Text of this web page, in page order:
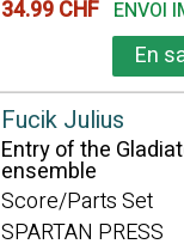
34.99 CHF ENVOI
En
Fucik Julius
Entry of the
ensemble
Score/Parts Set
SPARTAN PRESS